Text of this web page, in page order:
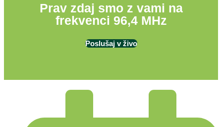
Prav zdaj smo z vami na
frekvenci 96,4 MHz
Poslušaj v živo